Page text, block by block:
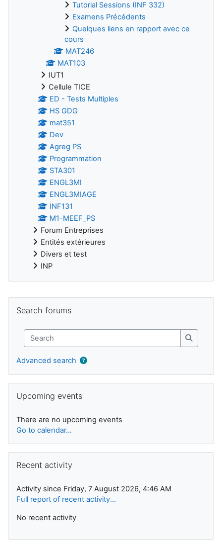
Tutorial Sessions (INF 332)
Examens Précédents
Quelques liens en rapport avec ce
cours
MAT246
MAT103
IUT1
Cellule TICE
ED - Tests Multiples
HS GDG
mat351
Dev
Agreg PS
Programmation
STA301
ENGL3MI
ENGL3MIAGE
INF131
M1-MEEF_PS
Forum Entreprises
Entités extérieures
Divers et test
INP
Search forums
Search
Search
Advanced search
Upcoming events
There are no upcoming events
Go to calendar...
Recent activity
Activity since Friday, 7 August 2026, 4:46 AM
Full report of recent activity...
No recent activity